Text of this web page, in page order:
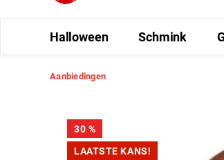
Halloween Schmink
Aanbiedingen
30 %
LAATSTE KANS!